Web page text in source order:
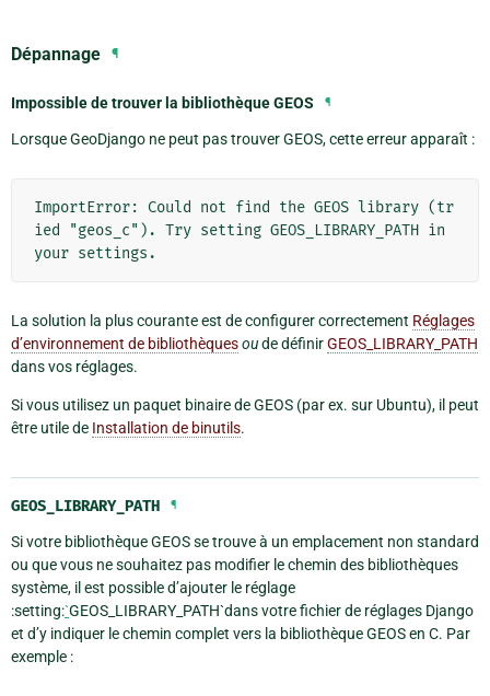
Dépannage ¶
Impossible de trouver la bibliothèque GEOS ¶
Lorsque GeoDjango ne peut pas trouver GEOS, cette erreur apparaît :
ImportError: Could not find the GEOS library (tr
ied "geos_c"). Try setting GEOS_LIBRARY_PATH in
La solution la plus courante est de configurer correctement Réglages
d’environnement de bibliothèquesoude définirGEOS_LIBRARY_PATH
dans vos réglages.
Si vous utilisez un paquet binaire de GEOS (par ex. sur Ubuntu), il peut
être utile de Installation de binutils.
GEOS_LIBRARY_PATH ¶
Si votre bibliothèque GEOS se trouve à un emplacement non standard
ou que vous ne souhaitez pas modifier le chemin des bibliothèques
système, il est possible d’ajouter le réglage
:setting:`GEOS_LIBRARY_PATH`dans votre fichier de réglages Django
et d’y indiquer le chemin complet vers la bibliothèque GEOS en C. Par
exemple :